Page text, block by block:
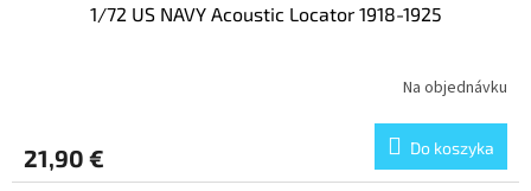
1/72 US NAVY Acoustic Locator 1918-1925
Na objednávku
21,90 € Do koszyka